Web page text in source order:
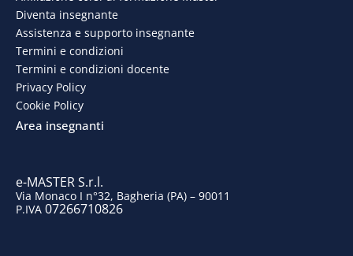
b
o
k
e
d
Diventa insegnante
Assistenza e supporto insegnante
Termini e condizioni
Termini e condizioni docente
Privacy Policy
Cookie Policy
Area insegnanti
e-MASTER S.r.l.
Via Monaco I n°32, Bagheria (PA) – 90011
P.IVA 07266710826